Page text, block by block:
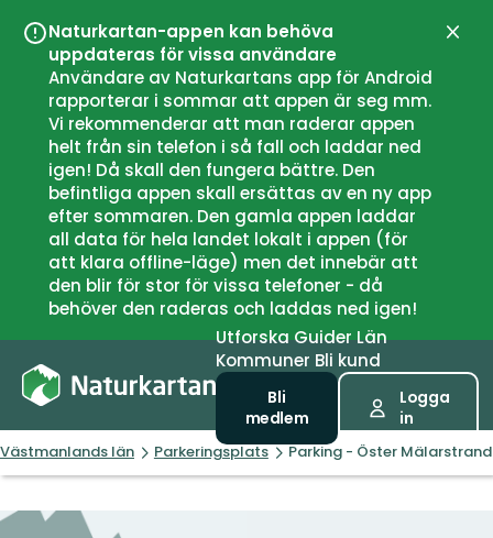
Naturkartan-appen kan behöva
uppdateras för vissa användare
Användare av Naturkartans app för Android
rapporterar i sommar att appen är seg mm.
Vi rekommenderar att man raderar appen
helt från sin telefon i så fall och laddar ned
igen! Då skall den fungera bättre. Den
befintliga appen skall ersättas av en ny app
efter sommaren. Den gamla appen laddar
all data för hela landet lokalt i appen (för
att klara offline-läge) men det innebär att
den blir för stor för vissa telefoner - då
behöver den raderas och laddas ned igen!
UtforskaGuiderLän
Kommuner Bli kund
Bli
medlem
Logga
in
Västmanlands län Parkeringsplats Parking - Öster Mälarstrand